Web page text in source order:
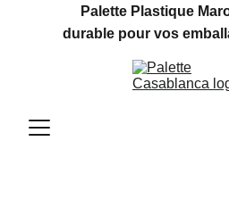
Palette Plastique
durable pour vos